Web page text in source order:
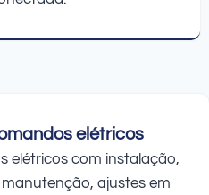
elétricos
elétricos com instalação,
ajustes em